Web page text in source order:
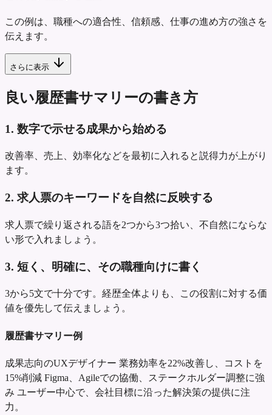
この例は、職種への適合性、信頼感、仕事の進め方の強さを
伝えます。
さらに表示
良い履歴書サマリーの書き方
1. 数字で示せる成果から始める
改善率、売上、効率化などを最初に入れると説得力が上がり
ます。
2. 求人票のキーワードを自然に反映する
求人票で繰り返される語を2つから3つ拾い、不自然にならな
い形で入れましょう。
3. 短く、明確に、その職種向けに書く
3から5文で十分です。経歴全体よりも、この役割に対する価
値を優先して伝えましょう。
履歴書サマリー例
成果志向のUXデザイナー 業務効率を22%改善し、コストを
15%削減 Figma、Agileでの協働、ステークホルダー調整に強
み ユーザー中心で、会社目標に沿った解決策の提供に注
力。